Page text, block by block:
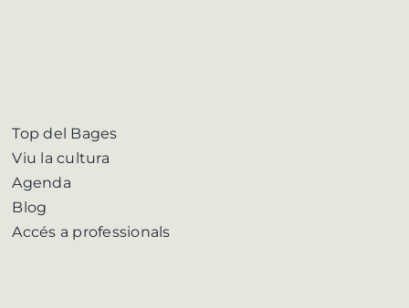
Top del Bages
Viu la cultura
Agenda
Blog
Accés a professionals